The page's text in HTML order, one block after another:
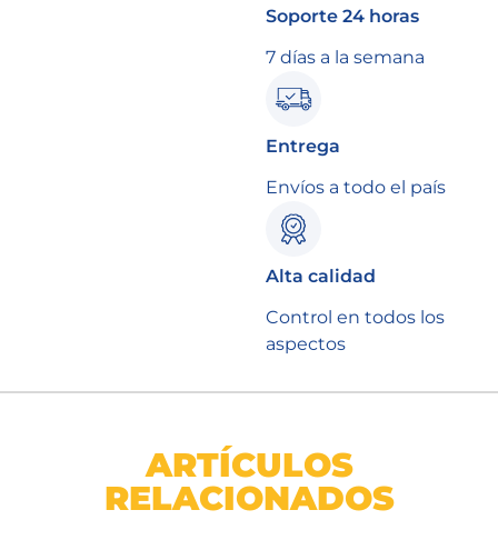
Soporte 24 horas
7 días a la semana
Entrega
Envíos a todo el país
Alta calidad
Control en todos los
aspectos
ARTÍCULOS
RELACIONADOS